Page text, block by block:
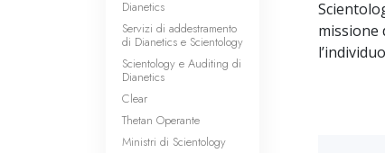
missione
Dianetics
Servizi di addestramento
di Dianetics e Scientology
Scientology e Auditing di
Dianetics
Clear
Thetan Operante
Ministri di Scientology